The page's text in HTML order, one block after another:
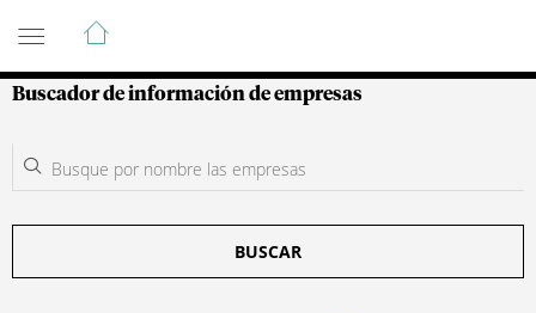
Guía de Empresas Colombianas
Buscador de información de empresas
BUSCAR